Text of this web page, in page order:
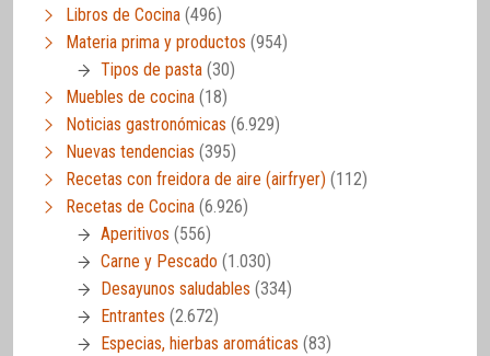
Libros de Cocina (496)
Materia prima y productos (954)
Tipos de pasta (30)
Muebles de cocina (18)
Noticias gastronómicas (6.929)
Nuevas tendencias (395)
Recetas con freidora de aire (airfryer) (112)
Recetas de Cocina (6.926)
Aperitivos (556)
Carne y Pescado (1.030)
Desayunos saludables (334)
Entrantes (2.672)
Especias, hierbas aromáticas (83)